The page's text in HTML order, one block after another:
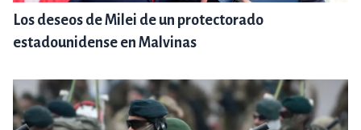
Los deseos de Milei de un protectorado
estadounidense en Malvinas